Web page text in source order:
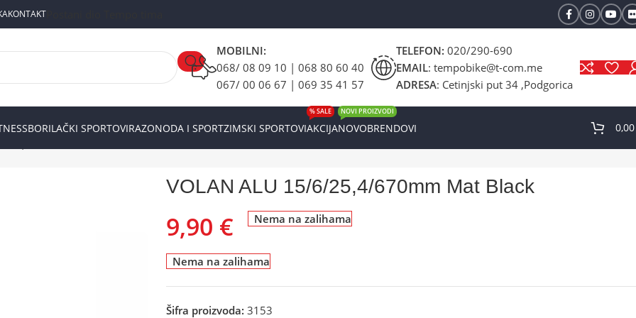
KONTAKT
MOBILNI:
068/ 08 09 10 | 068 80 60 40
067/ 00 06 67 | 069 35 41 57
TELEFON: 020/290-690
EMAIL: tempobike@t-com.me
ADRESA: Cetinjski put 34 ,Podgorica
BORILAČKI SPORTOVIRAZONODA I SPORTZIMSKI SPORTOVIAKCIJA
% SALE
NOVO
NOVI PROIZVODI
BRENDOVI
VOLAN ALU 15/6/25,4/670mm Mat Black
9,90 € Nema na zalihama
Nema na zalihama
Šifra proizvoda: 3153